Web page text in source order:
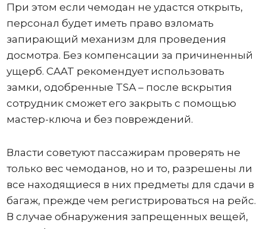
При этом если чемодан не удастся открыть,
персонал будет иметь право взломать
запирающий механизм для проведения
досмотра. Без компенсации за причиненный
ущерб. CAAT рекомендует использовать
замки, одобренные TSA – после вскрытия
сотрудник сможет его закрыть с помощью
мастер-ключа и без повреждений.
Власти советуют пассажирам проверять не
только вес чемоданов, но и то, разрешены ли
все находящиеся в них предметы для сдачи в
багаж, прежде чем регистрироваться на рейс.
В случае обнаружения запрещенных вещей,